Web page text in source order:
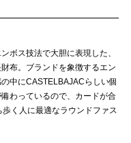
ボス技法で大胆に表現した、
布。ブランドを象徴するエン
中にCASTELBAJACらしい個
わっているので、カードが合
く人に最適なラウンドファス